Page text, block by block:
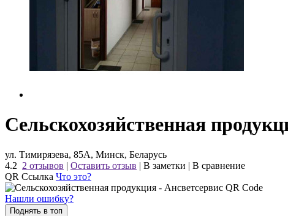
Сельскохозяйственная
ул. Тимирязева, 85А, Минск, Беларусь
4.2 2 отзывов | Оставить отзыв | В заметки | В сравнение
QR Ссылка Что это?
Нашли ошибку?
Поднять в топ